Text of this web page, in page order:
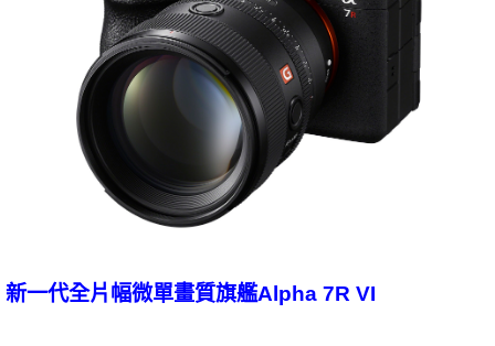
新一代全片幅微單畫質旗艦Alpha 7R VI